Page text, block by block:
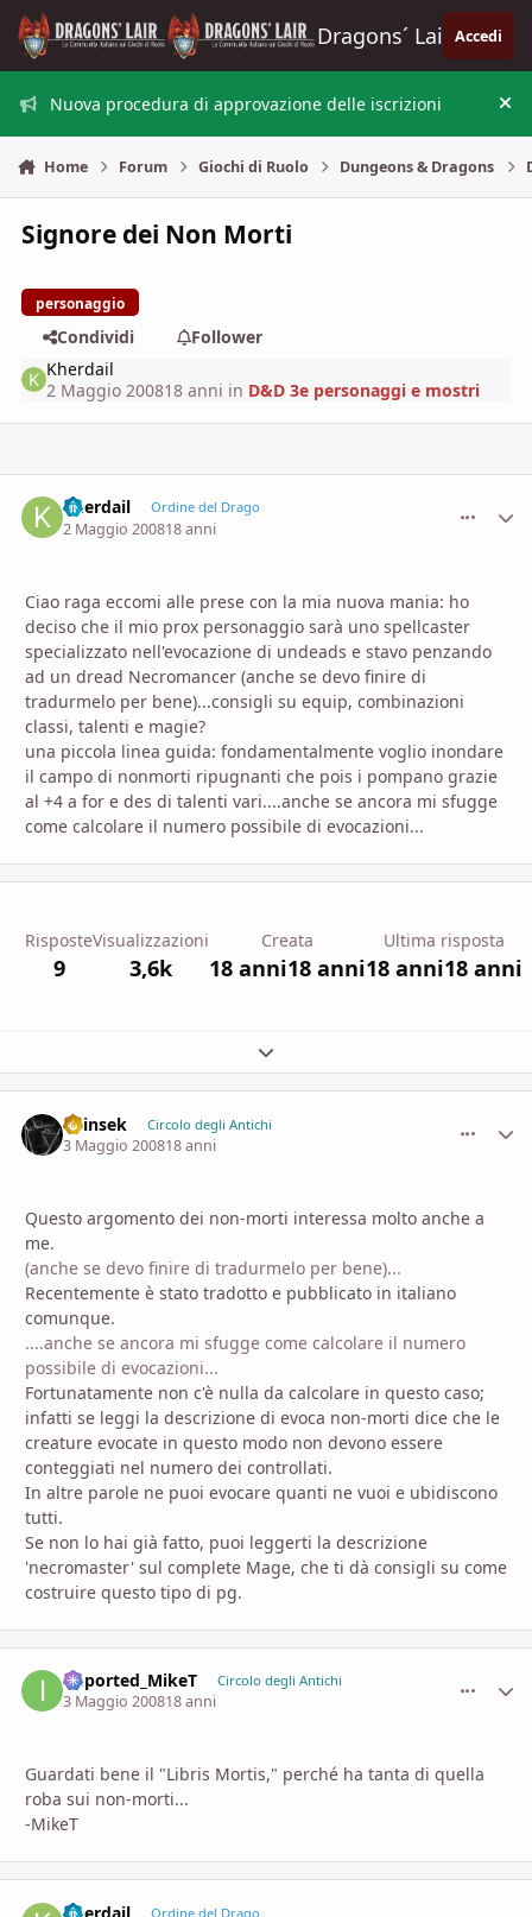
Vai al contenuto
Dragons´ Lair Accedi
Nuova procedura di approvazione delle iscrizioni
Home Forum Giochi di Ruolo Dungeons & Dragons
Signore dei Non Morti
personaggio
Condividi
Follower
Kherdail
2 Maggio 200818 anni in D&D 3e personaggi e mostri
Kherdail Ordine del Drago
2 Maggio 200818 anni
Ciao raga eccomi alle prese con la mia nuova mania: ho
deciso che il mio prox personaggio sarà uno spellcaster
specializzato nell'evocazione di undeads e stavo penzando
ad un dread Necromancer (anche se devo finire di
tradurmelo per bene)...consigli su equip, combinazioni
classi, talenti e magie?
una piccola linea guida: fondamentalmente voglio inondare
il campo di nonmorti ripugnanti che pois i pompano grazie
al +4 a for e des di talenti vari....anche se ancora mi sfugge
come calcolare il numero possibile di evocazioni...
Risposte
9
Visualizzazioni
3,6k
Creata
18 anni18 anni
Ultima risposta
18 anni18 anni
Espandi panoramica del topic
Shinsek Circolo degli Antichi
3 Maggio 200818 anni
Questo argomento dei non-morti interessa molto anche a
me.
(anche se devo finire di tradurmelo per bene)...
Recentemente è stato tradotto e pubblicato in italiano
comunque.
....anche se ancora mi sfugge come calcolare il numero
possibile di evocazioni...
Fortunatamente non c'è nulla da calcolare in questo caso;
infatti se leggi la descrizione di evoca non-morti dice che le
creature evocate in questo modo non devono essere
conteggiati nel numero dei controllati.
In altre parole ne puoi evocare quanti ne vuoi e ubidiscono
tutti.
Se non lo hai già fatto, puoi leggerti la descrizione
'necromaster' sul complete Mage, che ti dà consigli su come
costruire questo tipo di pg.
imported_MikeT Circolo degli Antichi
3 Maggio 200818 anni
Guardati bene il "Libris Mortis," perché ha tanta di quella
roba sui non-morti...
-MikeT
Kherdail Ordine del Drago